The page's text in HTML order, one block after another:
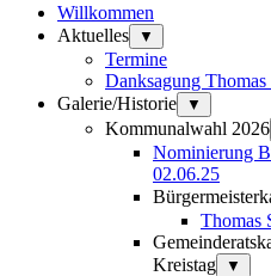
Willkommen
Aktuelles
▼
Termine
Danksagung
Galerie/Historie
▼
Kommunalwahl 2026
Nominierung
02.06.25
Thomas
Kreistag
▼